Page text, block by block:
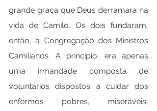
grande graça que Deus derramara na
vida de Camilo. Os dois fundaram,
então, a Congregação dos Ministros
Camilianos. A princípio, era apenas
uma irmandade composta de
voluntários dispostos a cuidar dos
enfermos pobres, miseráveis,